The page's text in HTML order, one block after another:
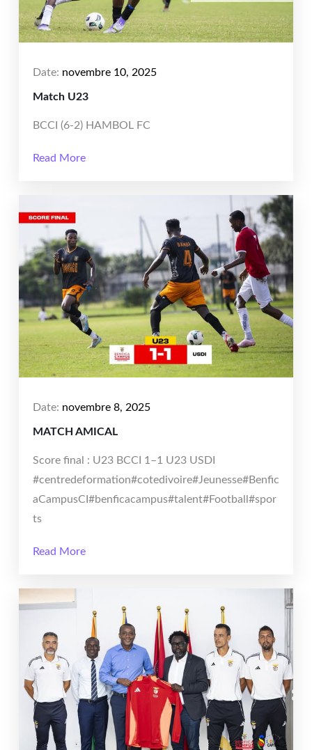
Date: novembre 10, 2025
Match U23
BCCI (6-2) HAMBOL FC
Read More
Date: novembre 8, 2025
MATCH AMICAL
Score final : U23 BCCI 1–1 U23 USDI
#centredeformation#cotedivoire#Jeunesse#Benfic
aCampusCI#benficacampus#talent#Football#spor
ts
Read More